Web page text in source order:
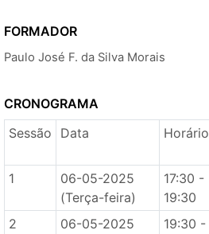
FORMADOR
Paulo José F. da Silva Morais
CRONOGRAMA
Sessão
Data Horário
1
06-05-2025
(Terça-feira)
17:30 -
19:30
2
06-05-2025
19:30 -